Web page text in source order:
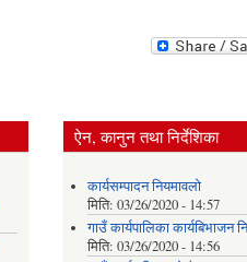
ऐन, कानुन तथा निर्देशिका
कार्यसम्पादन नियमावलो
मिति:03/26/2020 - 14:57
गाउँ कार्यपालिका कार्यबिभाजन
मिति:03/26/2020 - 14:56